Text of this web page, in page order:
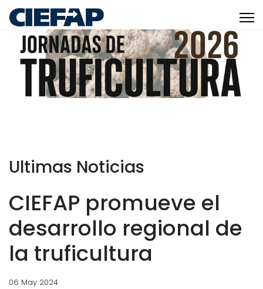
Ultimas Noticias
CIEFAP promueve el
desarrollo regional de
la truficultura
06 May 2024